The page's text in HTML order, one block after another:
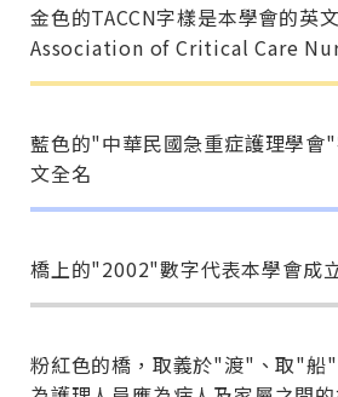
金色的TACCN字樣是本學會的英
Association of Critical Care
藍色的"中華民國急重症護理學會
文全名
橋上的"2002"數字代表本學會成
粉紅色的橋，取義於"渡"、取"船